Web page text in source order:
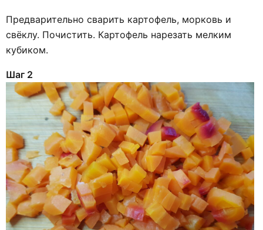
Предварительно сварить картофель, морковь и
свёклу. Почистить. Картофель нарезать мелким
кубиком.
Шаг 2